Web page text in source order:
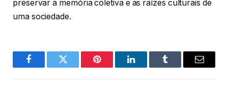
preservar a memória coletiva e as raízes culturais de
uma sociedade.
FacebookTwitter Pinterest O
Tumblr
E-